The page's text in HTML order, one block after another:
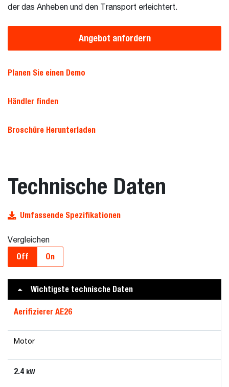
der das Anheben und den Transport erleichtert.
Angebot anfordern
Planen Sie einen Demo
Händler finden
Broschüre Herunterladen
Technische Daten
Umfassende Spezifikationen
Vergleichen
Off On
Wichtigste technische Daten
Aerifizierer AE26
Motor
2.4 kW